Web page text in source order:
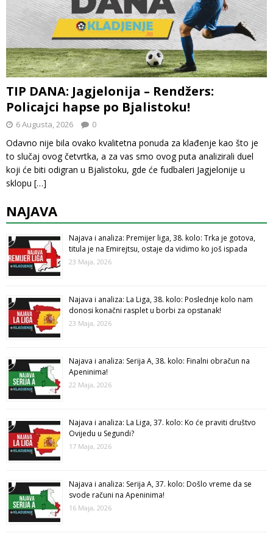
TIP DANA: Jagjelonija – Rendžers:
Policajci hapse po Bjalistoku!
6 Augusta, 2026 0
Odavno nije bila ovako kvalitetna ponuda za klađenje kao što je
to slučaj ovog četvrtka, a za vas smo ovog puta analizirali duel
koji će biti odigran u Bjalistoku, gde će fudbaleri Jagjelonije u
sklopu […]
NAJAVA
Najava i analiza: Premijer liga, 38. kolo: Trka je gotova,
titula je na Emirejtsu, ostaje da vidimo ko još ispada
23 Maja, 2026
Najava i analiza: La Liga, 38. kolo: Poslednje kolo nam
donosi konačni rasplet u borbi za opstanak!
23 Maja, 2026
Najava i analiza: Serija A, 38. kolo: Finalni obračun na
Apeninima!
22 Maja, 2026
Najava i analiza: La Liga, 37. kolo: Ko će praviti društvo
Ovijedu u Segundi?
17 Maja, 2026
Najava i analiza: Serija A, 37. kolo: Došlo vreme da se
svode računi na Apeninima!
16 Maja, 2026